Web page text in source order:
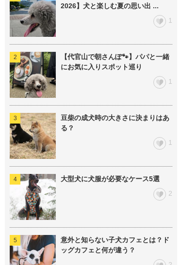
2026】犬と楽しむ夏の思い出 ...
1
【代官山で朝さんぽ🐾】パパと一緒
にお気に入りスポット巡り
1
豆柴の成犬時の大きさに決まりはあ
る？
1
大型犬に犬服が必要なケース5選
2
意外と知らない子犬カフェとは？ド
ッグカフェと何が違う？